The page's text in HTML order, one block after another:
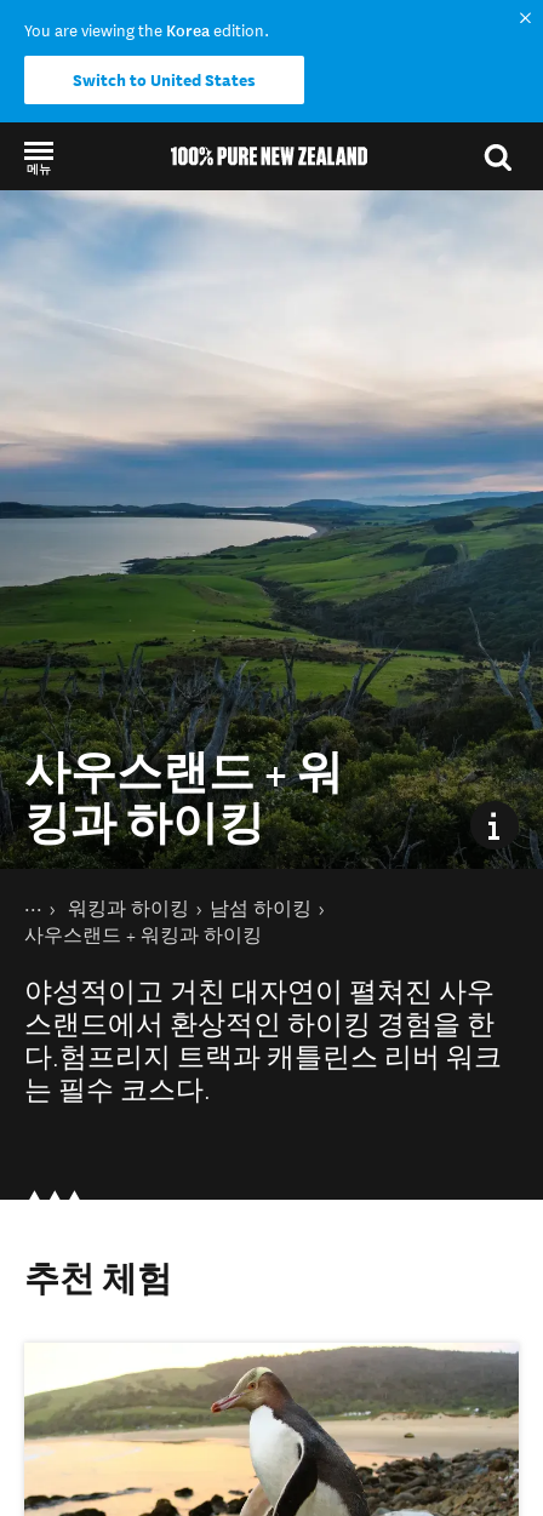
You are viewing the Koreaedition.
Switch to United States
메뉴
Back to my results
사우스랜드 + 워
킹과 하이킹
현재 페이지
홈
액티비티
워킹과 하이킹
남섬 하이킹
사우스랜드 + 워킹과 하이킹
야성적이고 거친 대자연이 펼쳐진 사우
스랜드에서 환상적인 하이킹 경험을 한
다.험프리지 트랙과 캐틀린스 리버 워크
는 필수 코스다.
추천 체험